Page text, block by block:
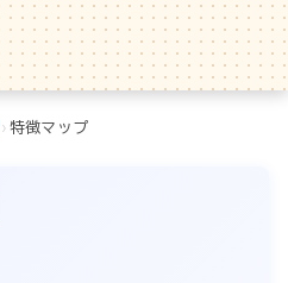
› 特徴マップ